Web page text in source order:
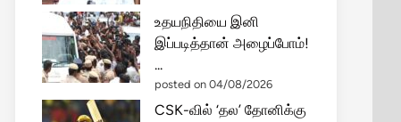
உதயநிதியை இனி
இப்படித்தான் அழைப்போம்!
...
posted on 04/08/2026
CSK-வில் ‘தல’ தோனிக்கு